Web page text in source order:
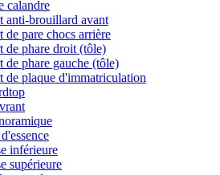
calandre
anti-brouillard avant
de pare chocs arrière
de phare droit (tôle)
de phare gauche (tôle)
de plaque d'immatriculation
inférieure
supérieure